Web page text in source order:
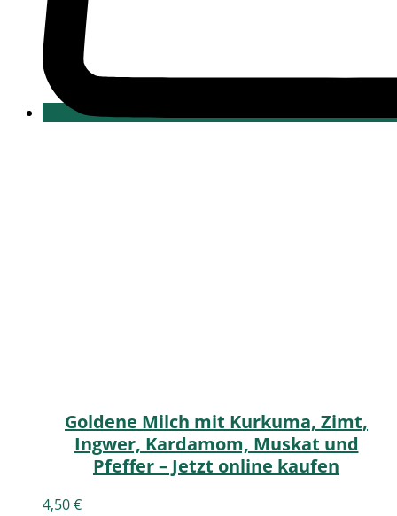
Goldene Milch mit Kurkuma, Zimt,
Ingwer, Kardamom, Muskat und
Pfeffer – Jetzt online kaufen
4,50€